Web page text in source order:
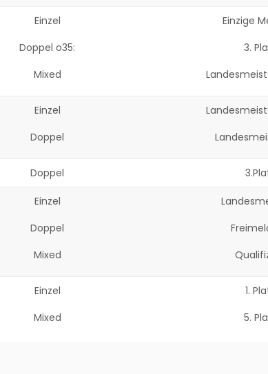
Einzel
Doppel o35:
Mixed
Einzige
3.
Einzel
Doppel
Doppel
Einzel
Doppel
Mixed
Einzel
Mixed
1.
5.